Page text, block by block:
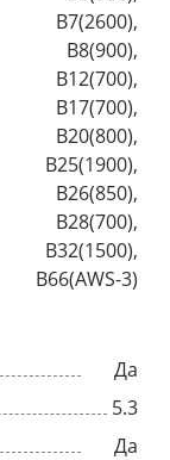
B7(2600),
B8(900),
B12(700),
B17(700),
B20(800),
B25(1900),
B26(850),
B28(700),
B32(1500),
B66(AWS-3)
Да
5.3
Да